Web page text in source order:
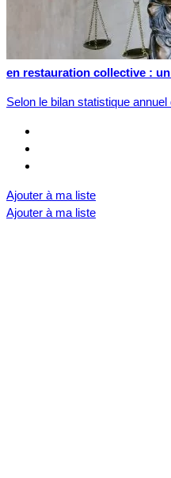
en restauration collective :
Selon le bilan statistique
Ajouter à ma liste
Ajouter à ma liste